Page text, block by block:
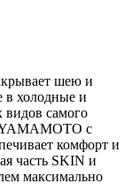
шею и
в холодные и
видов самого
YAMAMOTO с
комфорт и
часть SKIN и
максимально